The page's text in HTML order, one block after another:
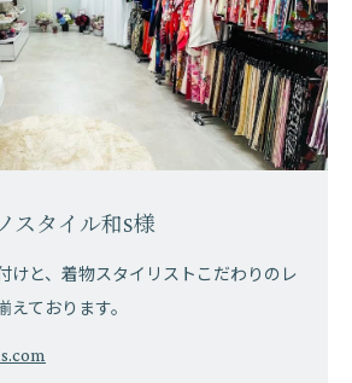
スタイル和S様
けと、着物スタイリストこだわりのレ
えております。